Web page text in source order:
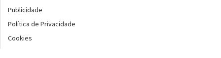
Publicidade
Política de Privacidade
Cookies